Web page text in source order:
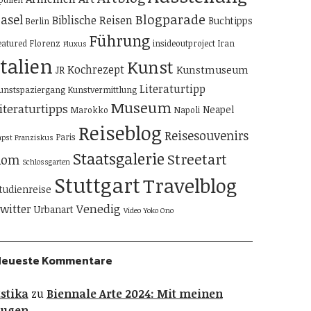
Berlin Biblische ReisenBlogparade Buchtipps
Florenz Fluxus Führung insideoutproject Iran
JR Kochrezept Kunst Kunstmuseum
Kunstvermittlung Literaturtipp
Marokko Museum Napoli Neapel
Franziskus Paris Reiseblog Reisesouvenirs
Schlossgarten Staatsgalerie Streetart
StuttgartTravelblog
Urbanart Venedig Video Yoko Ono
Kommentare
zu Biennale Arte 2024: Mit meinen